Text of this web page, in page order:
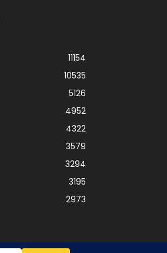
11154
10535
5126
4952
4322
3579
3294
3195
2973